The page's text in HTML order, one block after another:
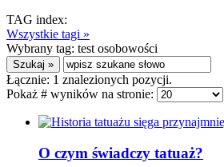
TAG index:
Wszystkie tagi »
Wybrany tag: test osobowości
Łącznie: 1 znalezionych pozycji.
Pokaż # wyników na stronie:
O czym świadczy tatuaż?